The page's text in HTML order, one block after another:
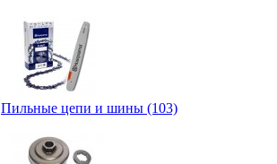
Пильные цепи и шины (103)